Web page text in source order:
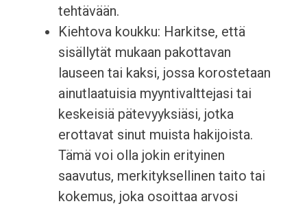
tehtävään.
Kiehtova koukku: Harkitse, että
sisällytät mukaan pakottavan
lauseen tai kaksi, jossa korostetaan
ainutlaatuisia myyntivalttejasi tai
keskeisiä pätevyyksiäsi, jotka
erottavat sinut muista hakijoista.
Tämä voi olla jokin erityinen
saavutus, merkityksellinen taito tai
kokemus, joka osoittaa arvosi